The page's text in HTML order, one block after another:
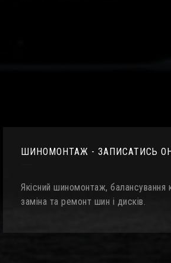
ШИНОМОНТАЖ - ЗАПИСАТИСЬ
Якісний шиномонтаж, балансування
заміна та ремонт шин і дисків.